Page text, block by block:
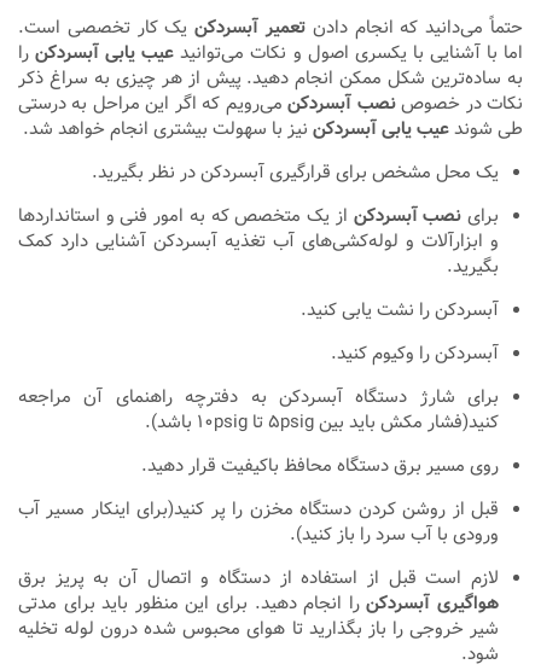
حتماً می‌دانید که انجام دادنتعمیر آبسردکنیک کار تخصصی است.
اما با آشنایی با یکسری اصول و نکات می‌توانیدعیب یابی آبسردکنرا
به ساده‌ترین شکل ممکن انجام دهید. پیش از هر چیزی به سراغ ذکر
نکات در خصوصنصب آبسردکنمی‌رویم که اگر این مراحل به درستی
طی شوندعیب یابی آبسردکننیز با سهولت بیشتری انجام خواهد شد.
یک محل مشخص برای قرارگیری آبسردکن در نظر بگیرید.
براینصب آبسردکناز یک متخصص که به امور فنی و استانداردها
و ابزارآلات و لوله‌کشی‌های آب تغذیه آبسردکن آشنایی دارد کمک
بگیرید.
آبسردکن را نشت یابی کنید.
آبسردکن را وکیوم کنید.
برای شارژ دستگاه آبسردکن به دفترچه راهنمای آن مراجعه
کنید(فشار مکش باید بین ۵psig تا ۱۰psig باشد).
روی مسیر برق دستگاه محافظ باکیفیت قرار دهید.
قبل از روشن کردن دستگاه مخزن را پر کنید(برای اینکار مسیر آب
ورودی با آب سرد را باز کنید).
لازم است قبل از استفاده از دستگاه و اتصال آن به پریز برق
هواگیری آبسردکنرا انجام دهید. برای این منظور باید برای مدتی
شیر خروجی را باز بگذارید تا هوای محبوس شده درون لوله تخلیه
شود.